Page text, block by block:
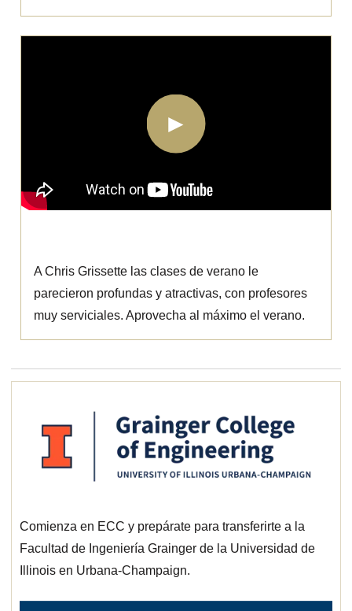
A Chris Grissette las clases de verano le
parecieron profundas y atractivas, con profesores
muy serviciales. Aprovecha al máximo el verano.
Comienza en ECC y prepárate para transferirte a la
Facultad de Ingeniería Grainger de la Universidad de
Illinois en Urbana-Champaign.